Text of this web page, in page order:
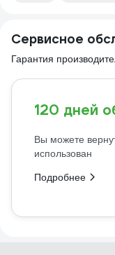
Сервисное
Гарантия
120 дней
Вы можете
использован
Подробнее